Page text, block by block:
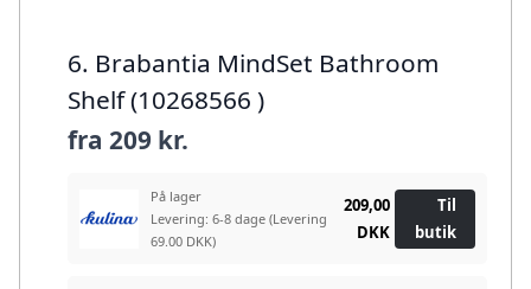
6. Brabantia MindSet Bathroom
Shelf (10268566 )
fra 209 kr.
På lager
Levering: 6-8 dage (Levering
69.00 DKK)
209,00
DKK
Til
butik